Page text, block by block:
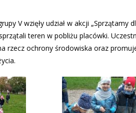
V wzięły udział w akcji „Sprzątamy
teren w pobliżu placówki.
rzecz ochrony środowiska oraz